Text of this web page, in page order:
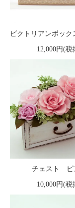
12,000円(税
チェスト ピ
10,000円(税